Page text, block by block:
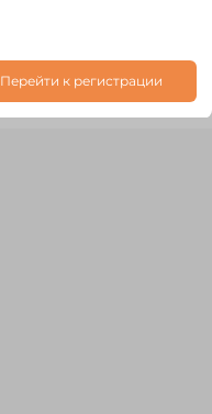
Перейти к регистрации